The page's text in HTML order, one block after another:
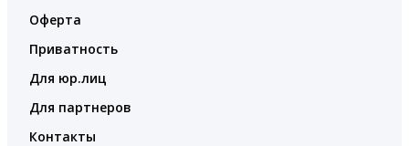
Оферта
Приватность
Для юр.лиц
Для партнеров
Контакты